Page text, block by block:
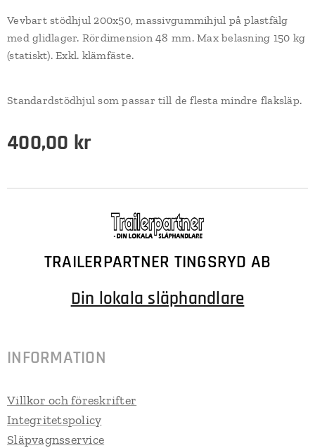
Vevbart stödhjul 200x50, massivgummihjul på plastfälg
med glidlager. Rördimension 48 mm. Max belasning 150 kg
(statiskt). Exkl. klämfäste.
Standardstödhjul som passar till de flesta mindre flaksläp.
400,00 kr
TRAILERPARTNER TINGSRYD AB
Din lokala släphandlare
INFORMATION
Villkor och föreskrifter
Integritetspolicy
Släpvagnsservice